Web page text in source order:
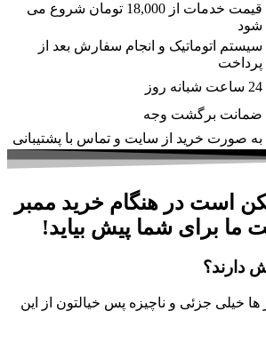
قیمت خدمات از 18,000 تومان شروع می
و انجام سفارش بعد از
وجه
از سایت و تماس با پشتیبانی
در هنگام خرید ممبر
شما پیش بیاید!
و ناچیزه پس خیالتون از این